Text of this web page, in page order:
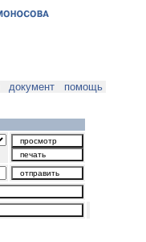
документ помощь